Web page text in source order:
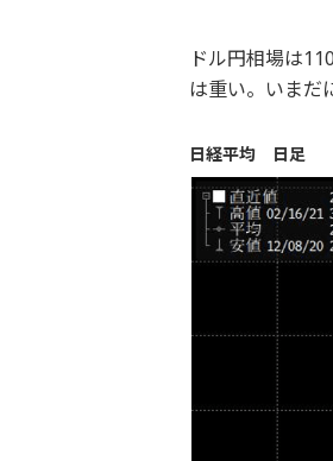
ドル円相場は
は重い。いまだ
日経平均 日足